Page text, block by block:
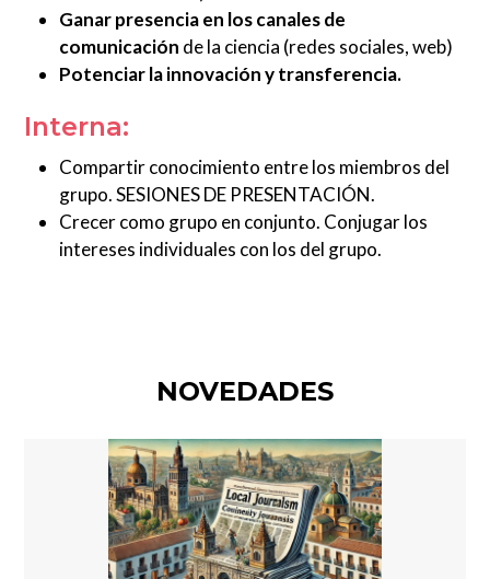
Ganar presencia en los canales de
comunicación de la ciencia (redes sociales, web)
Potenciar la innovación y transferencia.
Interna:
Compartir conocimiento entre los miembros del
grupo. SESIONES DE PRESENTACIÓN.
Crecer como grupo en conjunto. Conjugar los
intereses individuales con los del grupo.
NOVEDADES